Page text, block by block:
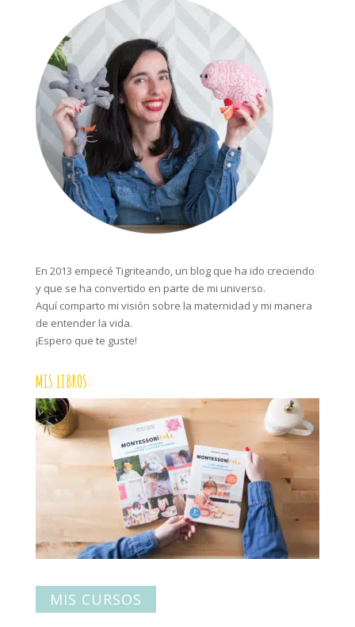
En 2013 empecé Tigriteando, un blog que ha ido creciendo
y que se ha convertido en parte de mi universo.
Aquí comparto mi visión sobre la maternidad y mi manera
de entender la vida.
¡Espero que te guste!
MIS LIBROS:
MIS CURSOS